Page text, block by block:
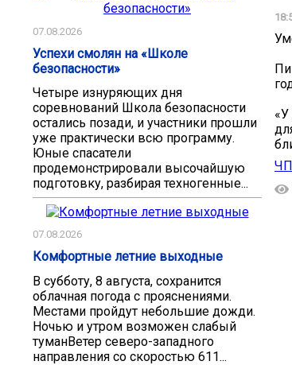
07.08.2026
Успехи смолян на «Школе
безопасности»
Четыре изнуряющих дня
соревнований Школа безопасности
остались позади, и участники прошли
уже практически всю программу.
Юные спасатели
продемонстрировали высочайшую
подготовку, разбирая техногенные...
07.08.2026
Комфортные летние выходные
В субботу, 8 августа, сохранится
облачная погода с прояснениями.
Местами пройдут небольшие дожди.
Ночью и утром возможен слабый
туманВетер северо-западного
направления со скоростью 611...
ЧП